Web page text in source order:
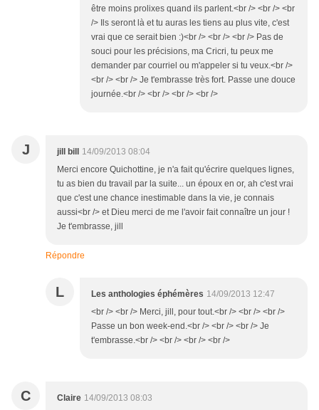
être moins prolixes quand ils parlent.<br /> <br /> <br
/> Ils seront là et tu auras les tiens au plus vite, c'est
vrai que ce serait bien :)<br /> <br /> <br /> Pas de
souci pour les précisions, ma Cricri, tu peux me
demander par courriel ou m'appeler si tu veux.<br />
<br /> <br /> Je t'embrasse très fort. Passe une douce
journée.<br /> <br /> <br /> <br />
J jill bill
14/09/2013 08:04
Merci encore Quichottine, je n'a fait qu'écrire quelques lignes,
tu as bien du travail par la suite... un époux en or, ah c'est vrai
que c'est une chance inestimable dans la vie, je connais
aussi<br /> et Dieu merci de me l'avoir fait connaître un jour !
Je t'embrasse, jill
Répondre
L Les anthologies éphémères 14/09/2013 12:47
<br /> <br /> Merci, jill, pour tout.<br /> <br /> <br />
Passe un bon week-end.<br /> <br /> <br /> Je
t'embrasse.<br /> <br /> <br /> <br />
C Claire 14/09/2013 08:03